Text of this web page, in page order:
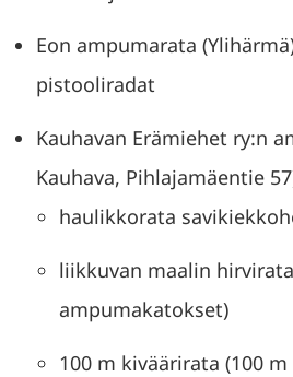
Eon ampumarata
pistooliradat
Kauhavan Erämiehet ry:n
Kauhava, Pihlajamäentie
haulikkorata
liikkuvan maalin
ampumakatokset)
100 m kiväärirata (100